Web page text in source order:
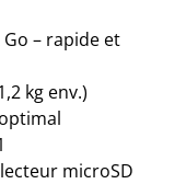
Go – rapide et
kg env.)
lecteur microSD